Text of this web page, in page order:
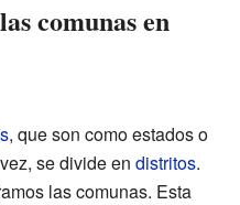
comunas en
, que son como estados o
se divide en distritos.
las comunas. Esta